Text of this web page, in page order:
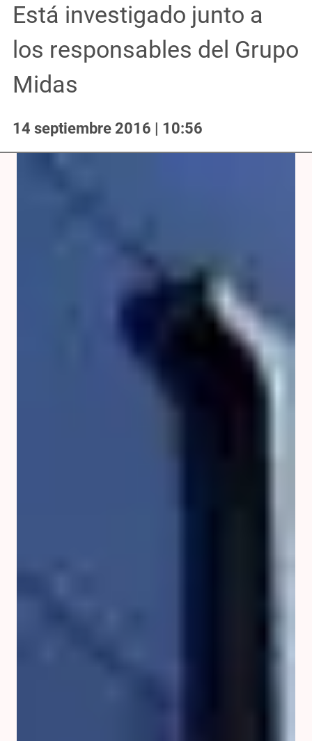
Está investigado junto a
los responsables del Grupo
Midas
14 septiembre 2016 | 10:56